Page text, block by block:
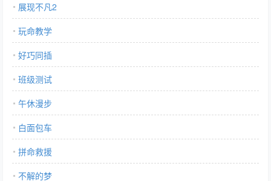
展现不凡2
玩命教学
好巧同插
班级测试
午休漫步
白面包车
拼命救援
不解的梦